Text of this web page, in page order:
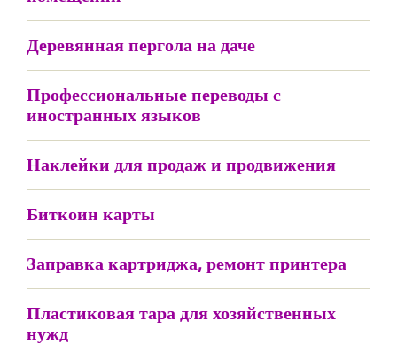
Деревянная пергола на даче
Профессиональные переводы с
иностранных языков
Наклейки для продаж и продвижения
Биткоин карты
Заправка картриджа, ремонт принтера
Пластиковая тара для хозяйственных
нужд